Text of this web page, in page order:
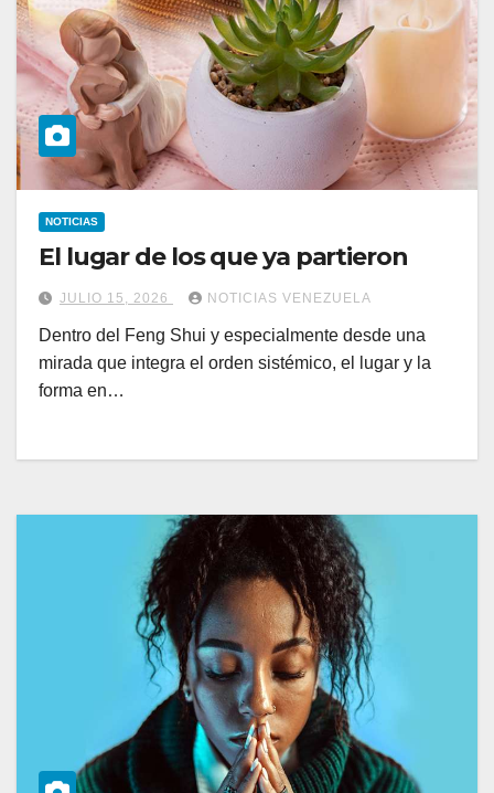
NOTICIAS
El lugar de los que ya partieron
JULIO 15, 2026 NOTICIAS VENEZUELA
Dentro del Feng Shui y especialmente desde una
mirada que integra el orden sistémico, el lugar y la
forma en…